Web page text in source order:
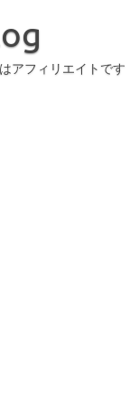
アフィリエイトです